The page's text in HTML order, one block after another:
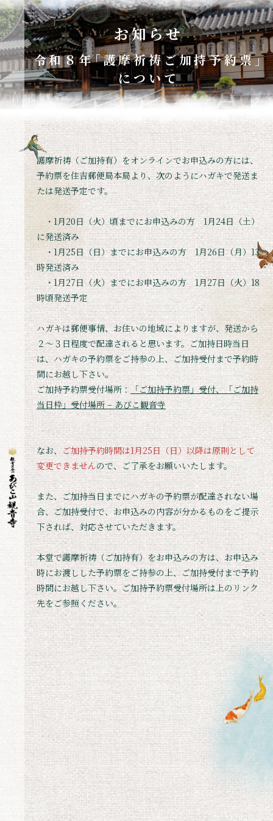
お知らせ
令和８年｢護摩祈祷ご加持予約票｣
について
護摩祈祷（ご加持有）をオンラインでお申込みの方には、
予約票を住吉郵便局本局より、次のようにハガキで発送ま
たは発送予定です。
・1月20日（火）頃までにお申込みの方 1月24日（土）
に発送済み
・1月25日（日）までにお申込みの方 1月26日（月）13
時発送済み
・1月27日（火）までにお申込みの方 1月27日（火）18
時頃発送予定
ハガキは郵便事情、お住いの地域によりますが、発送から
２～３日程度で配達されると思います。ご加持日時当日
は、ハガキの予約票をご持参の上、ご加持受付まで予約時
間にお越し下さい。
ご加持予約票受付場所：
「ご加持予約票」受付、「ご加持
当日枠」受付場所 – あびこ観音寺
なお、 ご加持予約時間は1月25日（日）以降は原則として
変更できませんので、ご了承をお願いいたします。
また、ご加持当日までにハガキの予約票が配達されない場
合、ご加持受付で、お申込みの内容が分かるものをご提示
下されば、対応させていただきます。
本堂で護摩祈祷（ご加持有）をお申込みの方は、お申込み
時にお渡しした予約票をご持参の上、ご加持受付まで予約
時間にお越し下さい。ご加持予約票受付場所は上のリンク
先をご参照ください。